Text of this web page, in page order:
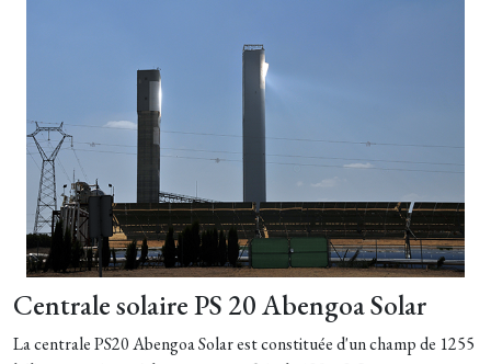
Centrale solaire PS 20 Abengoa Solar
La centrale PS20 Abengoa Solar est constituée d'un champ de 1255